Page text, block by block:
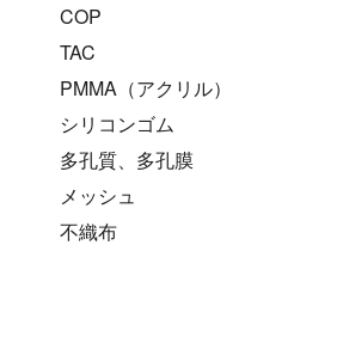
COP
TAC
PMMA（アクリル）
シリコンゴム
多孔質、多孔膜
メッシュ
不織布